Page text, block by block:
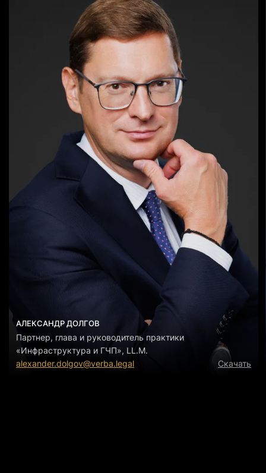
АЛЕКСАНДР ДОЛГОВ
Партнер, глава и руководитель практики
«Инфраструктура и ГЧП», LL.M.
alexander.dolgov@verba.legal
Скачать